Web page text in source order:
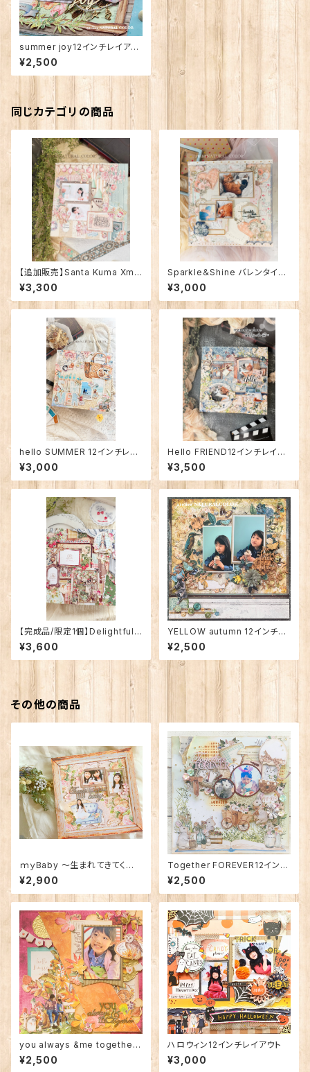
summer joy12インチレイアウ
ト
¥2,500
同じカテゴリの商品
【追加販売】Santa Kuma Xma
s 12インチレイアウト
¥3,300
Sparkle＆Shine バレンタイン1
2インチレイアウト
¥3,000
hello SUMMER 12インチレイ
アウト
¥3,000
Hello FRIEND12インチレイア
ウト
¥3,500
【完成品/限定1個】Delightful
～愉快な家族の 12インチレイア
ウト～
¥3,600
YELLOW autumn 12インチレ
イアウト
¥2,500
その他の商品
ｍｙBaby ～生まれてきてくれ
てありがとう～ 12インチレイア
ウト
¥2,900
Together FOREVER12インチ
レイアウト
¥2,500
you always &me together1
2インチレイアウト
¥2,500
ハロウィン12インチレイアウト
¥3,000